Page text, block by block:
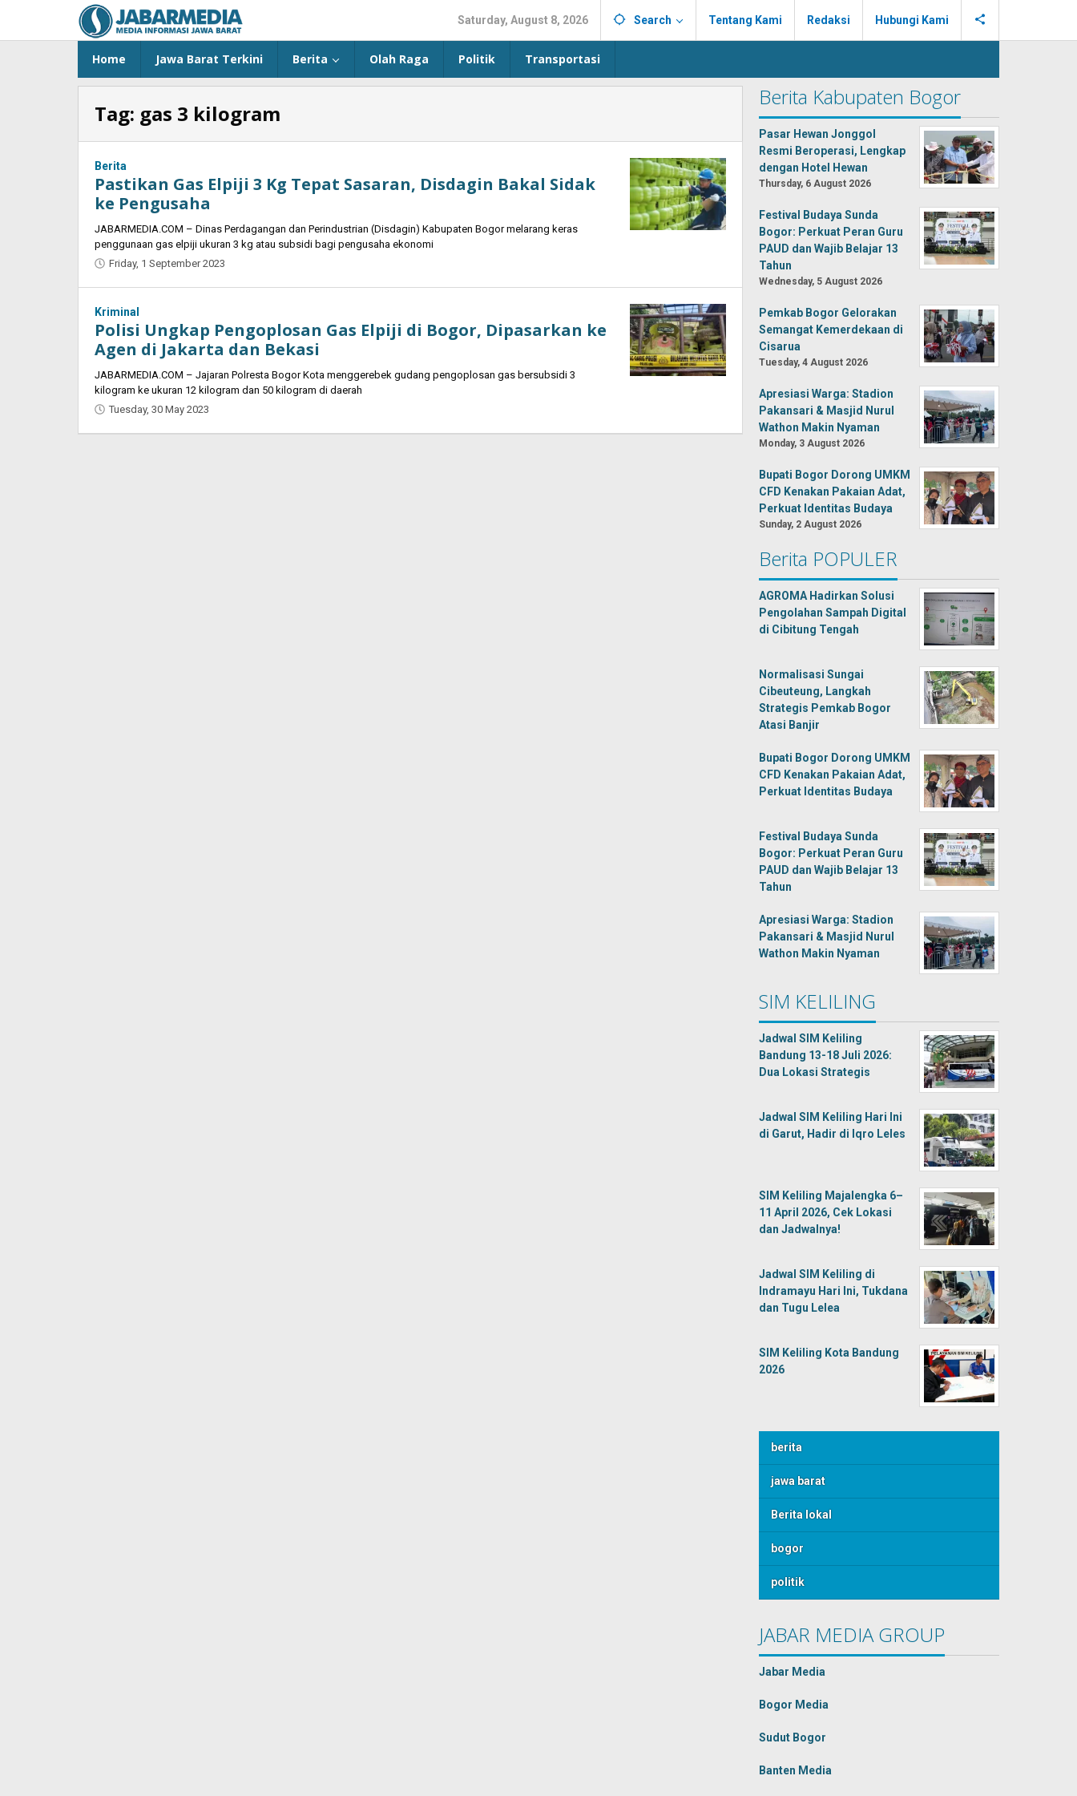
content
Saturday, August 8, 2026 Search Tentang Kami Redaksi Hubungi Kami
Home Jawa Barat Terkini Berita Olah Raga Politik Transportasi
Tag: gas 3 kilogram
Berita
Pastikan Gas Elpiji 3 Kg Tepat Sasaran, Disdagin Bakal Sidak
ke Pengusaha
JABARMEDIA.COM – Dinas Perdagangan dan Perindustrian (Disdagin) Kabupaten Bogor melarang keras
penggunaan gas elpiji ukuran 3 kg atau subsidi bagi pengusaha ekonomi
Friday, 1 September 2023
Kriminal
Polisi Ungkap Pengoplosan Gas Elpiji di Bogor, Dipasarkan ke
Agen di Jakarta dan Bekasi
JABARMEDIA.COM – Jajaran Polresta Bogor Kota menggerebek gudang pengoplosan gas bersubsidi 3
kilogram ke ukuran 12 kilogram dan 50 kilogram di daerah
Tuesday, 30 May 2023
Berita Kabupaten Bogor
Pasar Hewan Jonggol
Resmi Beroperasi, Lengkap
dengan Hotel Hewan
Thursday, 6 August 2026
Festival Budaya Sunda
Bogor: Perkuat Peran Guru
PAUD dan Wajib Belajar 13
Tahun
Wednesday, 5 August 2026
Pemkab Bogor Gelorakan
Semangat Kemerdekaan di
Cisarua
Tuesday, 4 August 2026
Apresiasi Warga: Stadion
Pakansari & Masjid Nurul
Wathon Makin Nyaman
Monday, 3 August 2026
Bupati Bogor Dorong UMKM
CFD Kenakan Pakaian Adat,
Perkuat Identitas Budaya
Sunday, 2 August 2026
Berita POPULER
AGROMA Hadirkan Solusi
Pengolahan Sampah Digital
di Cibitung Tengah
Normalisasi Sungai
Cibeuteung, Langkah
Strategis Pemkab Bogor
Atasi Banjir
Bupati Bogor Dorong UMKM
CFD Kenakan Pakaian Adat,
Perkuat Identitas Budaya
Festival Budaya Sunda
Bogor: Perkuat Peran Guru
PAUD dan Wajib Belajar 13
Tahun
Apresiasi Warga: Stadion
Pakansari & Masjid Nurul
Wathon Makin Nyaman
SIM KELILING
Jadwal SIM Keliling
Bandung 13-18 Juli 2026:
Dua Lokasi Strategis
Jadwal SIM Keliling Hari Ini
di Garut, Hadir di Iqro Leles
SIM Keliling Majalengka 6–
11 April 2026, Cek Lokasi
dan Jadwalnya!
Jadwal SIM Keliling di
Indramayu Hari Ini, Tukdana
dan Tugu Lelea
SIM Keliling Kota Bandung
2026
berita
jawa barat
Berita lokal
bogor
politik
JABAR MEDIA GROUP
Jabar Media
Bogor Media
Sudut Bogor
Banten Media